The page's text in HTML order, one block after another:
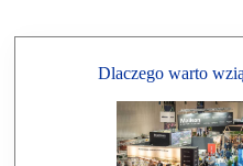
Dlaczego warto